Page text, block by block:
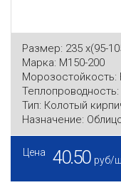
Размер: 235 x(95-
Марка: М150-200
Морозостойкость:
Теплопроводность:
Тип: Колотый
Назначение:
Цена 40.50 руб/